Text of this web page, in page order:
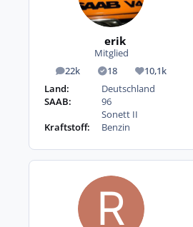
erik
Mitglied
22k
Beiträge 18
Lösungen10,1k
Reputation
Land:
Deutschland
SAAB:
96
Sonett II
Kraftstoff:
Benzin